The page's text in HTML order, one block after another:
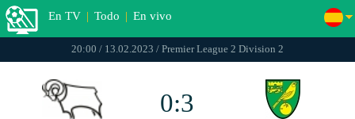
En TV | Todo | En vivo
20:00 / 13.02.2023 / Premier League 2 Division 2
0:3